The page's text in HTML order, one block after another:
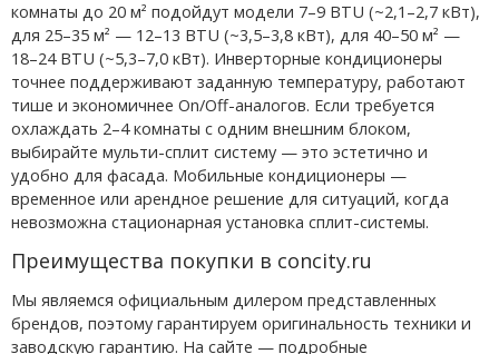
комнаты до 20 м² подойдут модели 7–9 BTU (~2,1–2,7 кВт),
для 25–35 м² — 12–13 BTU (~3,5–3,8 кВт), для 40–50 м² —
18–24 BTU (~5,3–7,0 кВт). Инверторные кондиционеры
точнее поддерживают заданную температуру, работают
тише и экономичнее On/Off-аналогов. Если требуется
охлаждать 2–4 комнаты с одним внешним блоком,
выбирайте мульти-сплит систему — это эстетично и
удобно для фасада. Мобильные кондиционеры —
временное или арендное решение для ситуаций, когда
невозможна стационарная установка сплит-системы.
Преимущества покупки в concity.ru
Мы являемся официальным дилером представленных
брендов, поэтому гарантируем оригинальность техники и
заводскую гарантию. На сайте — подробные